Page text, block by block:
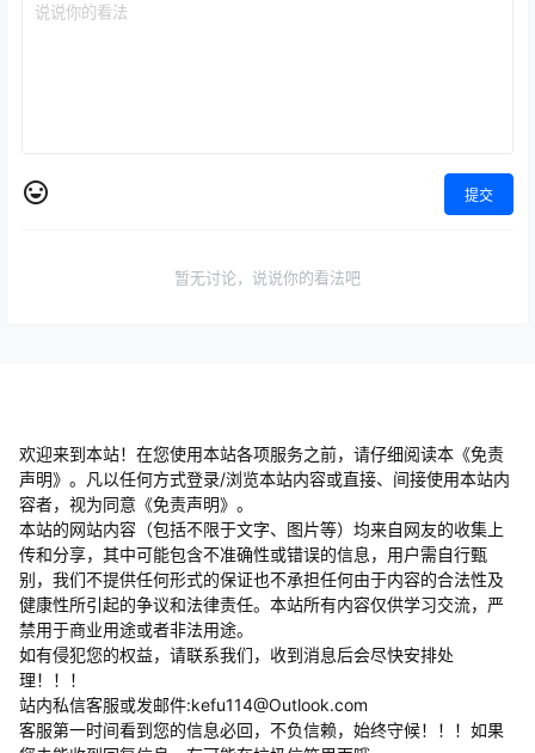
提交
暂无讨论，说说你的看法吧
欢迎来到本站！在您使用本站各项服务之前，请仔细阅读本《免责
声明》。凡以任何方式登录/浏览本站内容或直接、间接使用本站内
容者，视为同意《免责声明》。
本站的网站内容（包括不限于文字、图片等）均来自网友的收集上
传和分享，其中可能包含不准确性或错误的信息，用户需自行甄
别，我们不提供任何形式的保证也不承担任何由于内容的合法性及
健康性所引起的争议和法律责任。本站所有内容仅供学习交流，严
禁用于商业用途或者非法用途。
​如有侵犯您的权益，请联系我们，收到消息后会尽快安排处
理！！！
站内私信客服或发邮件:kefu114@Outlook.com
客服第一时间看到您的信息必回，不负信赖，始终守候！！！如果